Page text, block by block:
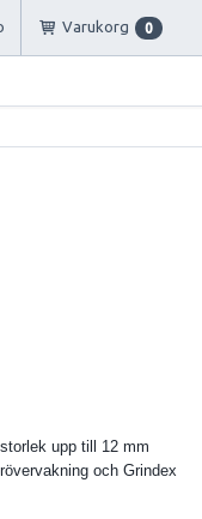
Varukorg 0
upp till 12 mm
och Grindex